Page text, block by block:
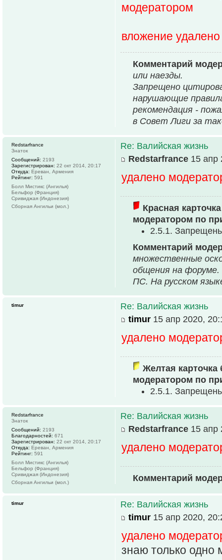
модератором
вложение
Комментарий
или наезды.
Запрещено
нарушающие
рекомендация -
в Совет Лиги за
Re: Валийская жизнь
Redstarfrance 15 апр
удалено
Красная
модератором по
2.5.1.
Комментарий
множественные
общения на форуме.
ПС. На русском
Redstarfrance
Знаток
Сообщений: 2193
Зарегистрирован: 22 окт 2014, 20:17
Откуда: Ереван, Армения
Рейтинг: 591
Болл Мистикс (Ангилья)
Бельфор (Франция)
Сривиджая (Индонезия)
Сборная Ангильи (мол.)
Re: Валийская жизнь
timur 15 апр 2020,
удалено
Желтая карточка
модератором по
2.5.1.
timur
Re: Валийская жизнь
Redstarfrance 15 апр
удалено
Комментарий
Redstarfrance
Знаток
Сообщений: 2193
Благодарностей: 671
Зарегистрирован: 22 окт 2014, 20:17
Откуда: Ереван, Армения
Рейтинг: 591
Болл Мистикс (Ангилья)
Бельфор (Франция)
Сривиджая (Индонезия)
Сборная Ангильи (мол.)
Re: Валийская жизнь
timur 15 апр 2020,
удалено
знаю только одно
timur